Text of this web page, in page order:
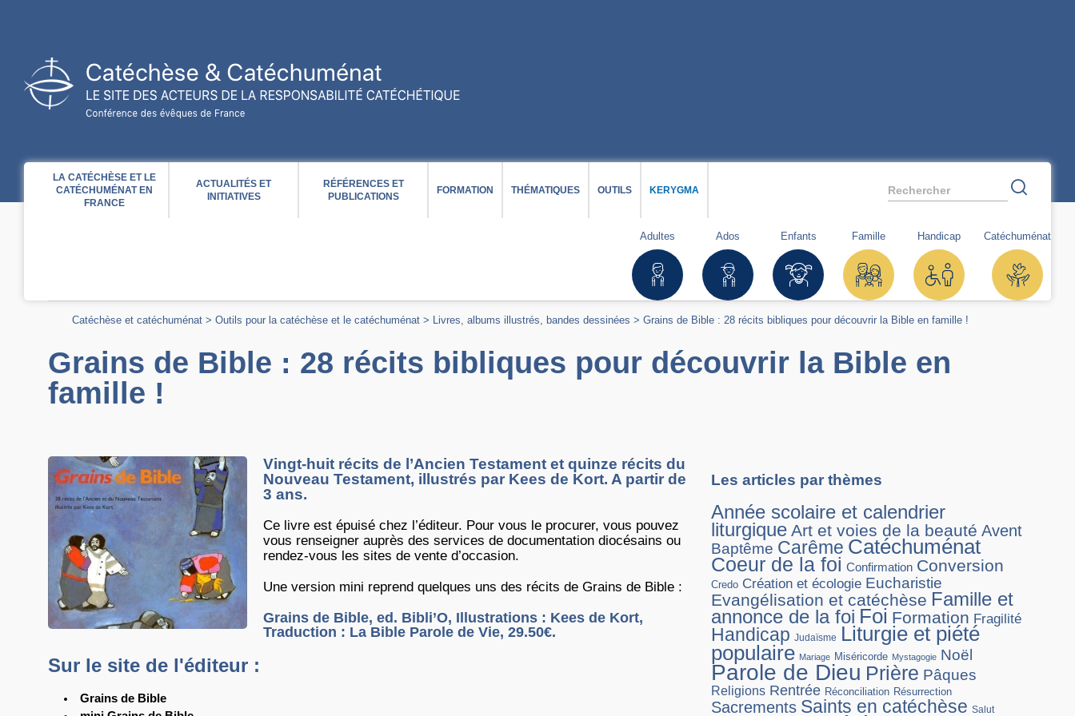
Rechercher
LA CATÉCHÈSE ET LE
CATÉCHUMÉNAT EN
FRANCE
ACTUALITÉS ET
INITIATIVES
RÉFÉRENCES ET
PUBLICATIONS
FORMATION THÉMATIQUES OUTILS KERYGMA
Adultes Ados Enfants Famille Handicap Catéchuménat
Catéchèse et catéchuménat > Outils pour la catéchèse et le catéchuménat > Livres, albums illustrés, bandes dessinées > Grains de Bible : 28 récits bibliques pour découvrir la Bible en famille !
Grains de Bible : 28 récits bibliques pour découvrir la Bible en
famille !
Vingt-huit récits de l’Ancien Testament et quinze récits du
Nouveau Testament, illustrés par Kees de Kort. A partir de
3 ans.
Ce livre est épuisé chez l’éditeur. Pour vous le procurer, vous pouvez
vous renseigner auprès des services de documentation diocésains ou
rendez-vous les sites de vente d’occasion.
Une version mini reprend quelques uns des récits de Grains de Bible :
Grains de Bible, ed. Bibli’O, Illustrations : Kees de Kort,
Traduction : La Bible Parole de Vie, 29.50€.
Sur le site de l'éditeur :
Grains de Bible
Les articles par thèmes
Année scolaire et calendrier
liturgique Art et voies de la beauté Avent
Baptême Carême Catéchuménat
Coeur de la foi Confirmation Conversion
Credo Création et écologie Eucharistie
Evangélisation et catéchèse Famille et
annonce de la foi Foi Formation Fragilité
Handicap Judaïsme Liturgie et piété
populaire Mariage Miséricorde Mystagogie Noël
Parole de Dieu Prière Pâques
Religions Rentrée Réconciliation Résurrection
Sacrements Saints en catéchèse Salut